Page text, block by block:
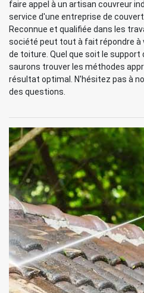
faire appel à un artisan couvreur
service d'une entreprise de
Reconnue et qualifiée dans les
société peut tout à fait répondre à
de toiture. Quel que soit le support
saurons trouver les méthodes
résultat optimal. N'hésitez pas à
des questions.